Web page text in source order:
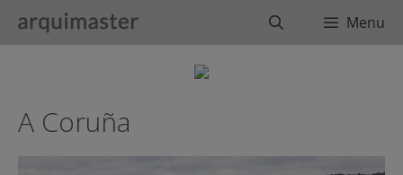
BuscarMenu
A Coruña